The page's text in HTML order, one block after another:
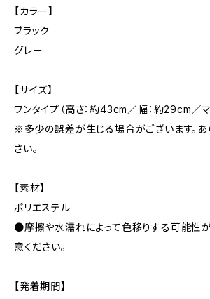
【カラー】
ブラック
グレー
【サイズ】
ワンタイプ（高さ：約43cm／幅：約29cm／マ
※多少の誤差が生じる場合がございます。あ
さい。
【素材】
ポリエステル
●摩擦や水濡れによって色移りする可能性
意ください。
【発着期間】